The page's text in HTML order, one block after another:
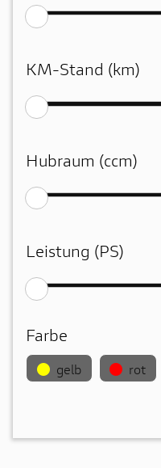
KM-Stand (km)
Hubraum (ccm)
Leistung (PS)
Farbe
gelb rot